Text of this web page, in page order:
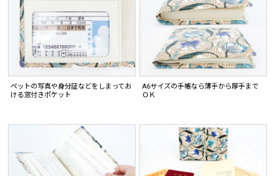
ペットの写真や身分証などをしまってお
ける窓付きポケット
A6サイズの手帳なら薄手から厚手まで
ＯＫ